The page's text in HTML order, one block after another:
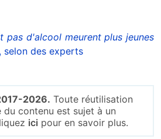
pas d'alcool meurent plus jeunes
selon des experts
2026. Toute réutilisation
du contenu est sujet à un
ici pour en savoir plus.